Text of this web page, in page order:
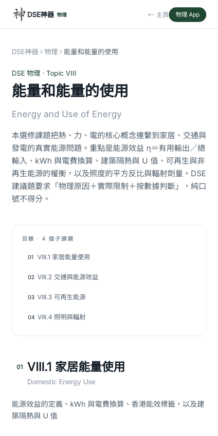
DSE神器 物理 ← 主頁 物理 App
DSE神器 物理 能量和能量的使用
DSE 物理 · Topic VIII
能量和能量的使用
Energy and Use of Energy
本選修課題把熱、力、電的核心概念連繫到家居、交通與
發電的真實能源問題。重點是能源效益 η＝有用輸出／總
輸入、kWh 與電費換算、建築隔熱與 U 值、可再生與非
再生能源的權衡，以及照度的平方反比與輻射劑量。DSE
建議題要求「物理原因＋實際限制＋按數據判斷」，純口
號不得分。
目錄 · 4 個子課題
01 VIII.1 家居能量使用
02 VIII.2 交通與能源效益
03 VIII.3 可再生能源
04 VIII.4 照明與輻射
01 VIII.1 家居能量使用
Domestic Energy Use
能源效益的定義、kWh 與電費換算、香港能效標籤，以及建
築隔熱與 U 值